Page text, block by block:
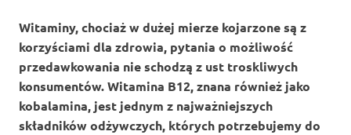
Witaminy, chociaż w dużej mierze kojarzone są z
korzyściami dla zdrowia, pytania o możliwość
przedawkowania nie schodzą z ust troskliwych
konsumentów. Witamina B12, znana również jako
kobalamina, jest jednym z najważniejszych
składników odżywczych, których potrzebujemy do